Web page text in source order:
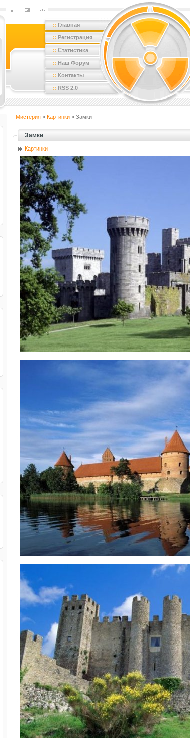
:: Главная
:: Регистрация
:: Статистика
:: Наш Форум
:: Контакты
:: RSS 2.0
Мистерия » Картинки » Замки
Замки
Картинки